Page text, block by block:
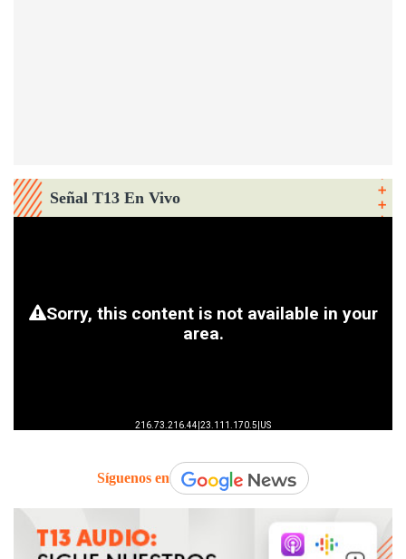
Señal T13 En Vivo
Síguenos en